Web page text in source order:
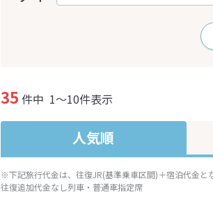
35 件中 1～10件表示
人気順
※下記旅行代金は、往復JR(基準乗車区間)＋宿泊代金と
往復追加代金なし列車・普通車指定席